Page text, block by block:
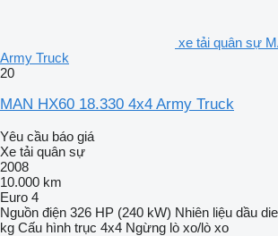
xe tải quân sự
Army Truck
20
MAN HX60 18.330 4x4 Army Truck
Yêu cầu báo giá
Xe tải quân sự
2008
10.000 km
Euro 4
Nguồn điện 326 HP (240 kW) Nhiên liệu dầu
kg Cấu hình trục 4x4 Ngừng lò xo/lò xo